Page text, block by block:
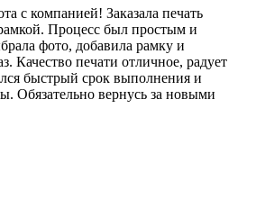
с компанией! Заказала печать
Процесс был простым и
фото, добавила рамку и
Качество печати отличное, радует
быстрый срок выполнения и
Обязательно вернусь за новыми